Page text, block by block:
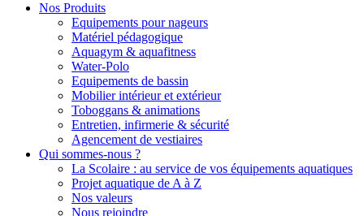
Nos Produits
Equipements pour nageurs
Matériel pédagogique
Aquagym & aquafitness
Water-Polo
Equipements de bassin
Mobilier intérieur et extérieur
Toboggans & animations
Entretien, infirmerie & sécurité
Agencement de vestiaires
Qui sommes-nous ?
La Scolaire : au service de vos équipements aquatiques
Projet aquatique de A à Z
Nos valeurs
Nous rejoindre